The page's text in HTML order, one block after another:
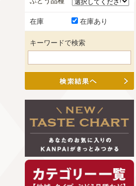
在庫 在庫あり
キーワードで検索